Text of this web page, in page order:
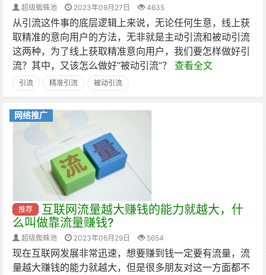
超级蜘蛛池 2023年09月27日 4635
从引流这件事的底层逻辑上来说，无论任何生意，线上获
取精准的意向用户的方法，无非就是主动引流和被动引流
这两种，为了线上获取精准意向用户，我们要怎样做好引
流？其中，又该怎么做好“被动引流”？ 查看全文
引流 精准引流 被动引流
网络推广
推荐
互联网流量越大赚钱的能力就越大，什
么叫做靠流量赚钱?
超级蜘蛛池 2023年06月29日 5654
现在互联网发展非常迅速，想要赚到钱一定要有流量，流
量越大赚钱的能力就越大，但是很多朋友对这一方面都不